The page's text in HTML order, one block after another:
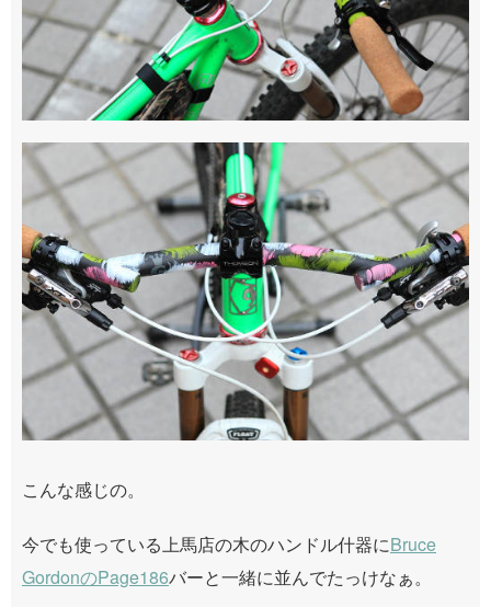
こんな感じの。
今でも使っている上馬店の木のハンドル什器にBruce
GordonのPage186バーと一緒に並んでたっけなぁ。